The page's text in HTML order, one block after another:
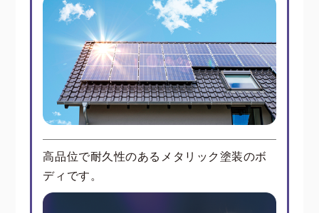
高品位で耐久性のあるメタリック塗装のボ
ディです。